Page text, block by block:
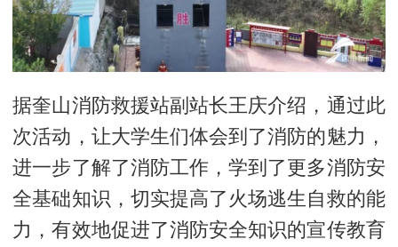
据奎山消防救援站副站长王庆介绍，通过此
次活动，让大学生们体会到了消防的魅力，
进一步了解了消防工作，学到了更多消防安
全基础知识，切实提高了火场逃生自救的能
力，有效地促进了消防安全知识的宣传教育